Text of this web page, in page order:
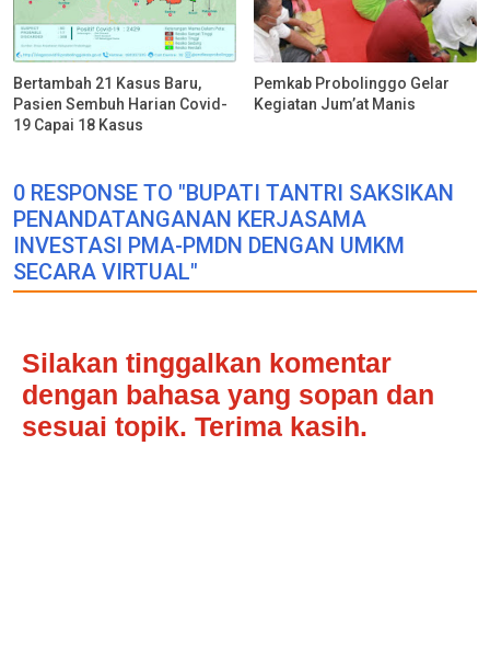
Bertambah 21 Kasus Baru,
Pasien Sembuh Harian Covid-
19 Capai 18 Kasus
Pemkab Probolinggo Gelar
Kegiatan Jum’at Manis
0 RESPONSE TO "BUPATI TANTRI SAKSIKAN
PENANDATANGANAN KERJASAMA
INVESTASI PMA-PMDN DENGAN UMKM
SECARA VIRTUAL"
Silakan tinggalkan komentar
dengan bahasa yang sopan dan
sesuai topik. Terima kasih.